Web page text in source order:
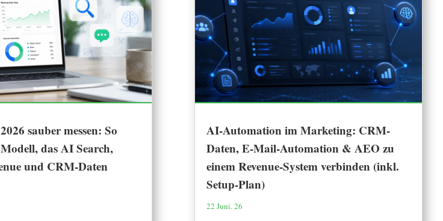
sauber messen: So
das AI Search,
und CRM-Daten
AI-Automation im Marketing: CRM-
Daten, E-Mail-Automation & AEO zu
einem Revenue-System verbinden (inkl.
Setup-Plan)
22 Juni. 26